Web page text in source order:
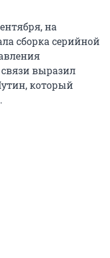
на
сборка серийной
выразил
который